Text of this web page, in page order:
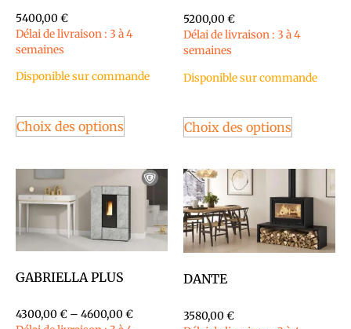
5400,00€
Délai de livraison : 3 à 4
semaines
Disponible sur commande
Choix des options
5200,00€
Délai de livraison : 3 à 4
semaines
Disponible sur commande
Choix des options
GABRIELLA PLUS
4300,00€ – 4600,00€
DANTE
3580,00€